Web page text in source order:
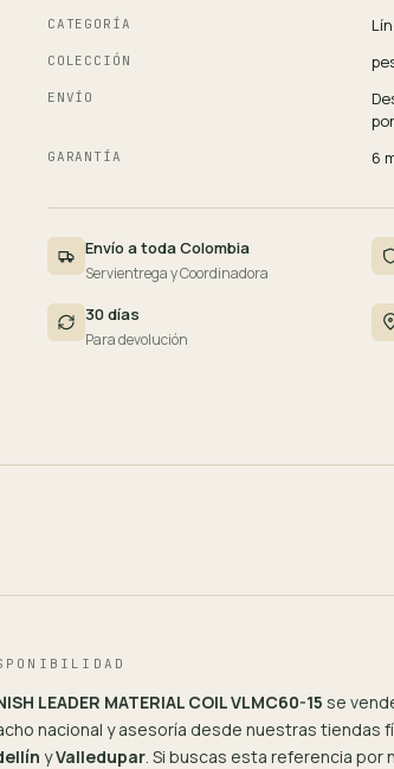
CATEGORÍA
COLECCIÓN
ENVÍO
GARANTÍA 6
Envío a toda Colombia
Servientrega y Coordinadora
30 días
Para devolución
LEADER MATERIAL COIL VLMC60-15 se
nacional y asesoría desde nuestras tiendas
yValledupar. Si buscas esta referencia por